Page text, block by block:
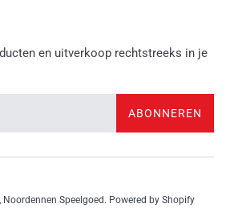
en uitverkoop rechtstreeks in je
ABONNEREN
Noordennen Speelgoed. Powered by Shopify